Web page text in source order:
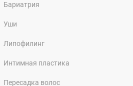
Бариатрия
Уши
Липофилинг
Интимная пластика
Пересадка волос